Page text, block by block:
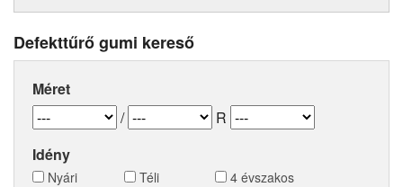
Defekttűrő gumi kereső
Méret
/
R
Idény
Nyári Téli 4 évszakos